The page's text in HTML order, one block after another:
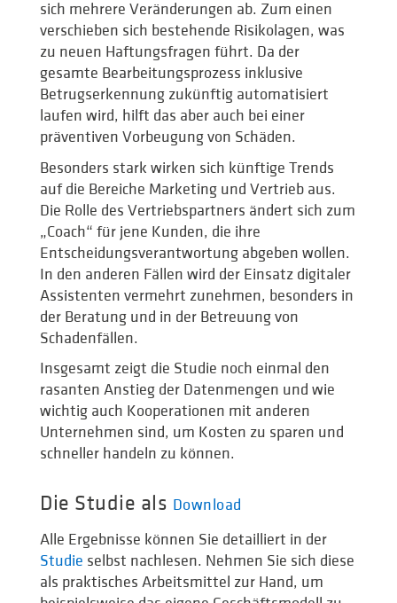
sich mehrere Veränderungen ab. Zum einen
verschieben sich bestehende Risikolagen, was
zu neuen Haftungsfragen führt. Da der
gesamte Bearbeitungsprozess inklusive
Betrugserkennung zukünftig automatisiert
laufen wird, hilft das aber auch bei einer
präventiven Vorbeugung von Schäden.
Besonders stark wirken sich künftige Trends
auf die Bereiche Marketing und Vertrieb aus.
Die Rolle des Vertriebspartners ändert sich zum
„Coach“ für jene Kunden, die ihre
Entscheidungsverantwortung abgeben wollen.
In den anderen Fällen wird der Einsatz digitaler
Assistenten vermehrt zunehmen, besonders in
der Beratung und in der Betreuung von
Schadenfällen.
Insgesamt zeigt die Studie noch einmal den
rasanten Anstieg der Datenmengen und wie
wichtig auch Kooperationen mit anderen
Unternehmen sind, um Kosten zu sparen und
schneller handeln zu können.
Die Studie als Download
Alle Ergebnisse können Sie detailliert in der
Studie selbst nachlesen. Nehmen Sie sich diese
als praktisches Arbeitsmittel zur Hand, um